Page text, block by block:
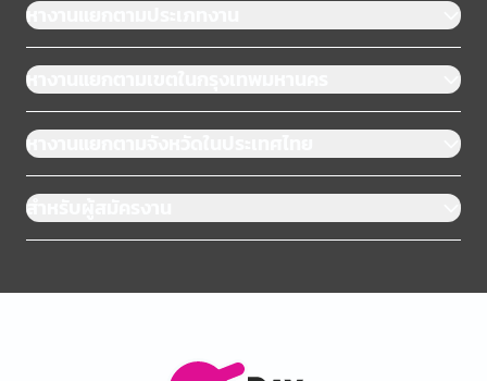
หางานแยกตามประเภทงาน
หางานแยกตามเขตในกรุงเทพมหานคร
หางานแยกตามจังหวัดในประเทศไทย
สำหรับผู้สมัครงาน